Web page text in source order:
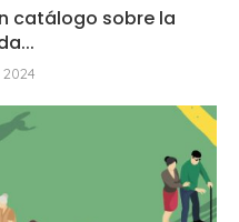
catálogo sobre la